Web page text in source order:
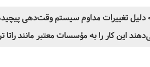
تغییرات مداوم سیستم وقت‌دهی
این کار را به مؤسسات معتبر مانند راتا